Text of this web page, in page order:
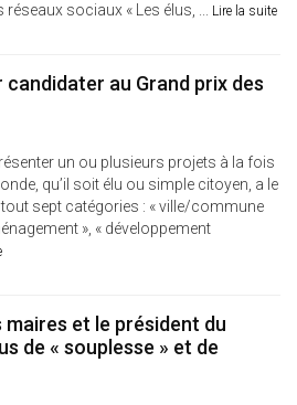
sociaux « Les élus, ... Lire la suite
au Grand prix des
un ou plusieurs projets à la fois
qu’il soit élu ou simple citoyen, a le
tout sept catégories : « ville/commune
», « développement
maires et le président du
de « souplesse » et de